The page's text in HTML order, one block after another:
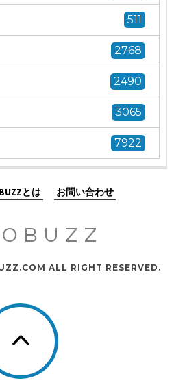
511
2768
2490
3065
7922
とは お問い合わせ
ALL RIGHT RESERVED.